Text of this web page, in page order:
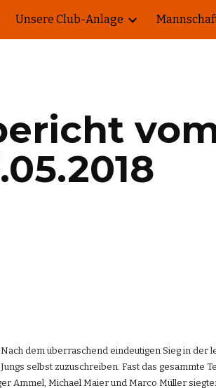
Skip to
Unsere Club-Anlage
dem überraschend eindeutigen Sieg in der
selbst zuzuschreiben. Fast das gesammte
Ammel, Michael Maier und Marco Müller